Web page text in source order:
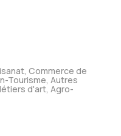
Commerce de
Tourisme, Autres
d'art, Agro-